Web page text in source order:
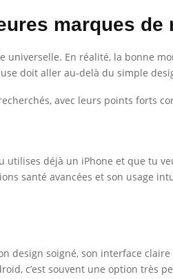
marques
universelle. En réalité, la bonne
doit aller au-delà du simple
avec leurs points forts
utilises déjà un iPhone et que tu
santé avancées et son usage
design soigné, son interface
c’est souvent une option